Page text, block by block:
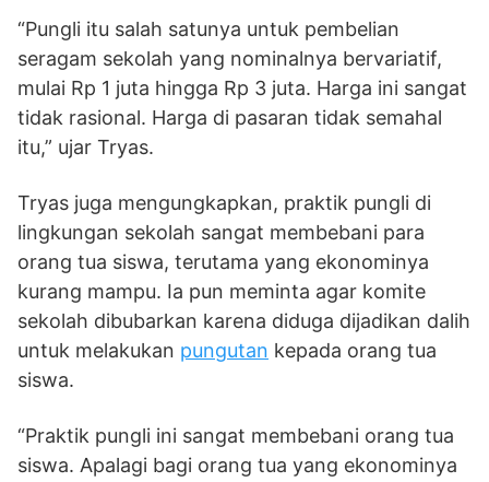
“Pungli itu salah satunya untuk pembelian
seragam sekolah yang nominalnya bervariatif,
mulai Rp 1 juta hingga Rp 3 juta. Harga ini sangat
tidak rasional. Harga di pasaran tidak semahal
itu,” ujar Tryas.
Tryas juga mengungkapkan, praktik pungli di
lingkungan sekolah sangat membebani para
orang tua siswa, terutama yang ekonominya
kurang mampu. Ia pun meminta agar komite
sekolah dibubarkan karena diduga dijadikan dalih
untuk melakukan pungutan kepada orang tua
siswa.
“Praktik pungli ini sangat membebani orang tua
siswa. Apalagi bagi orang tua yang ekonominya